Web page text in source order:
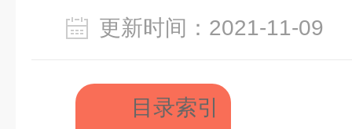
更新时间：2021-11-
目录索引